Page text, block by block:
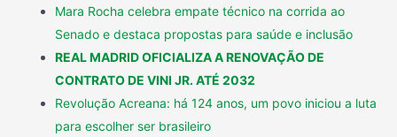
Mara Rocha celebra empate técnico na corrida ao
Senado e destaca propostas para saúde e inclusão
REAL MADRID OFICIALIZA A RENOVAÇÃO DE
CONTRATO DE VINI JR. ATÉ 2032
Revolução Acreana: há 124 anos, um povo iniciou a luta
para escolher ser brasileiro